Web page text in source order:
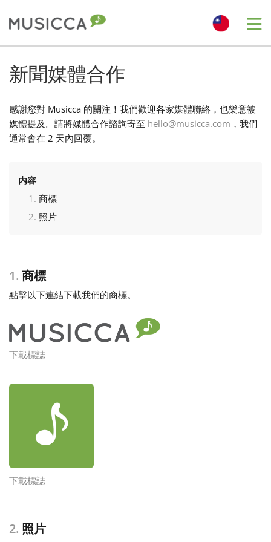
Dansk
English
Français
한국어
Italiano
Polski
Português
新聞媒體合作
感謝您對 Musicca 的關注！我們歡迎各家媒體聯絡，也樂意被
媒體提及。請將媒體合作諮詢寄至 hello@musicca.com ，我們
通常會在 2 天內回覆。
内容
商標
照片
1. 商標
點擊以下連結下載我們的商標。
下載標誌
下載標誌
2. 照片